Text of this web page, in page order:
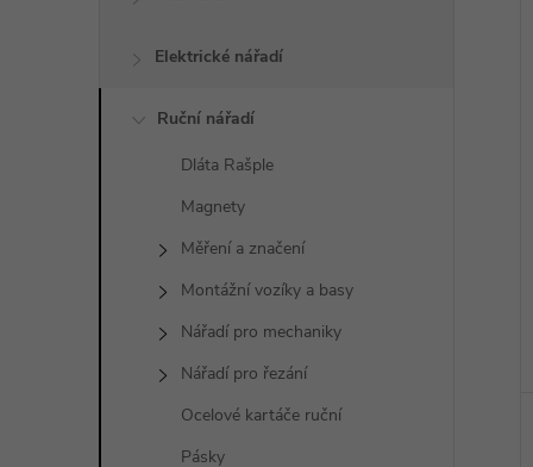
Elektrické nářadí
Ruční nářadí
Dláta Rašple
Magnety
Měření a značení
Montážní vozíky a basy
Nářadí pro mechaniky
Nářadí pro řezání
Ocelové kartáče ruční
Pásky